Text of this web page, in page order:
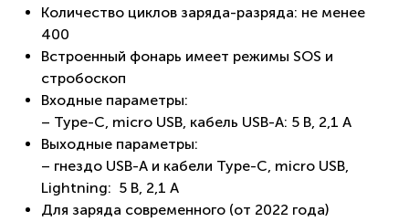
Количество циклов заряда-разряда: не менее
400
Встроенный фонарь имеет режимы SOS и
стробоскоп
Входные параметры:
– Type-C, micro USB, кабель USB-A: 5 В, 2,1 A
Выходные параметры:
– гнездо USB-A и кабели Type-C, micro USB,
Lightning: 5 В, 2,1 A
Для заряда современного (от 2022 года)